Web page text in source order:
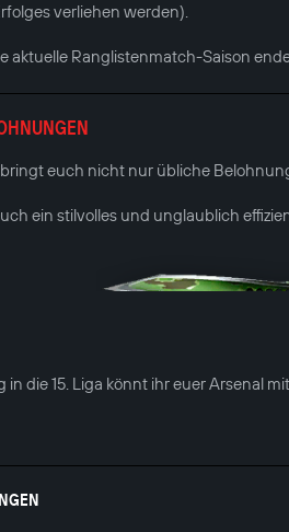
verliehen werden).
aktuelle Ranglistenmatch-Saison
euch nicht nur übliche
ein stilvolles und unglaublich
die 15. Liga könnt ihr euer Arsenal